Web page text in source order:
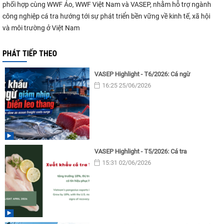
phối hợp cùng WWF Áo, WWF Việt Nam và VASEP, nhằm hỗ trợ ngành
công nghiệp cá tra hướng tới sự phát triển bền vững về kinh tế, xã hội
và môi trường ở Việt Nam
PHÁT TIẾP THEO
VASEP Highlight - T6/2026: Cá ngừ
16:25 25/06/2026
VASEP Highlight - T5/2026: Cá tra
15:31 02/06/2026